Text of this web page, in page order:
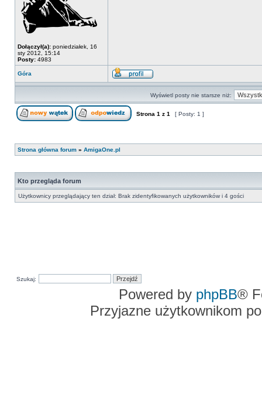
Dołączył(a): poniedziałek, 16
sty 2012, 15:14
Posty: 4983
Góra
Wyświetl posty nie starsze niż:
Strona 1 z 1 [ Posty: 1 ]
Strona główna forum » AmigaOne.pl
Kto przegląda forum
Użytkownicy przeglądający ten dział: Brak zidentyfikowanych użytkowników i 4 gości
Szukaj:
Powered by phpBB®
Przyjazne użytkownikom